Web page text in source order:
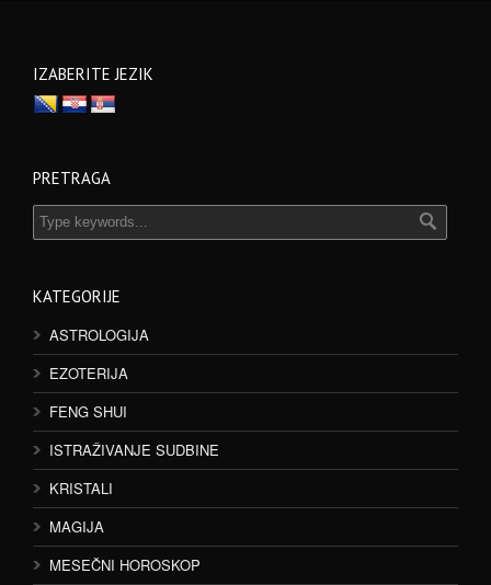
IZABERITE JEZIK
PRETRAGA
KATEGORIJE
ASTROLOGIJA
EZOTERIJA
FENG SHUI
ISTRAŽIVANJE SUDBINE
KRISTALI
MAGIJA
MESEČNI HOROSKOP